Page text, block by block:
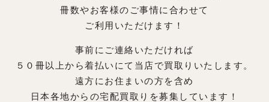
冊数やお客様のご事情に合わせて
ご利用いただけます！
事前にご連絡いただければ
５０冊以上から着払いにて当店で買取りいたします。
遠方にお住まいの方を含め
日本各地からの宅配買取りを募集しています！